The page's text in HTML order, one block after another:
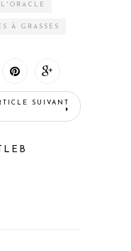
L'ORACLE
À GRASSES
SUIVANT